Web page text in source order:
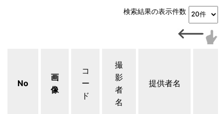
検索結果の表示件数
No
画
像
コ
ー
ド
撮
影
者
名
提供者名